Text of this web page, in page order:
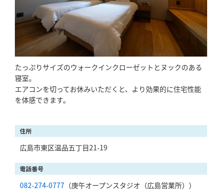
たっぷりサイズのウォークインクローゼットとヌックのある
寝室。
エアコンを切ってお休みいただくと、より効果的に住宅性能
を体感できます。
住所
広島市東区温品五丁目21-19
電話番号
082-274-0777 （庚午オープンスタジオ（広島営業所））